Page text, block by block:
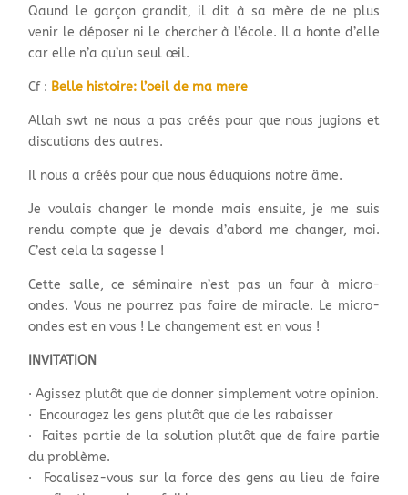
Qaund le garçon grandit, il dit à sa mère de ne plus
venir le déposer ni le chercher à l’école. Il a honte d’elle
car elle n’a qu’un seul œil.
Cf : Belle histoire: l’oeil de ma mere
Allah swt ne nous a pas créés pour que nous jugions et
discutions des autres.
Il nous a créés pour que nous éduquions notre âme.
Je voulais changer le monde mais ensuite, je me suis
rendu compte que je devais d’abord me changer, moi.
C’est cela la sagesse !
Cette salle, ce séminaire n’est pas un four à micro-
ondes. Vous ne pourrez pas faire de miracle. Le micro-
ondes est en vous ! Le changement est en vous !
INVITATION
· Agissez plutôt que de donner simplement votre opinion.
· Encouragez les gens plutôt que de les rabaisser
· Faites partie de la solution plutôt que de faire partie
du problème.
· Focalisez-vous sur la force des gens au lieu de faire